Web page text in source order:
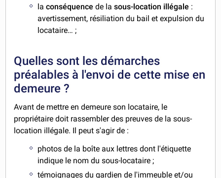
la conséquence de lasous-location illégale :
avertissement, résiliation du bail et expulsion du
locataire… ;
Quelles sont les démarches
préalables à l'envoi de cette mise en
demeure ?
Avant de mettre en demeure son locataire, le
propriétaire doit rassembler des preuves de la sous-
location illégale. Il peut s'agir de :
photos de la boîte aux lettres dont l'étiquette
indique le nom du sous-locataire ;
témoignages du gardien de l'immeuble et/ou